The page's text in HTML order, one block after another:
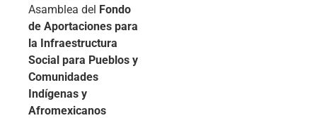
Asamblea del Fondo
de Aportaciones para
la Infraestructura
Social para Pueblos y
Comunidades
Indígenas y
Afromexicanos